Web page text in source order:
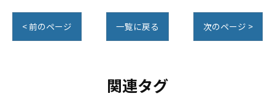
< 前のページ 一覧に戻る 次のページ >
関連タグ